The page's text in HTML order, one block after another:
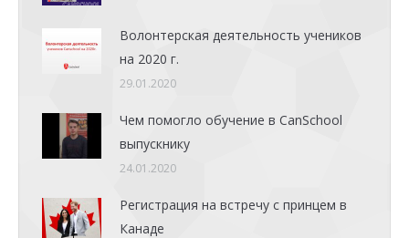
Волонтерская деятельность учеников
на 2020 г.
29.01.2020
Чем помогло обучение в CanSchool
выпускнику
24.01.2020
Регистрация на встречу с принцем в
Канаде